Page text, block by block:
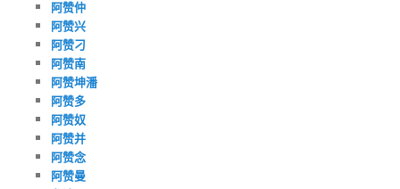
阿赞仲
阿赞兴
阿赞刁
阿赞南
阿赞坤潘
阿赞多
阿赞奴
阿赞并
阿赞念
阿赞曼